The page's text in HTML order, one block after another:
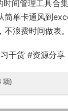
间管理工具合
简单卡通风到
浪费时间做表。
干货 #资源分享